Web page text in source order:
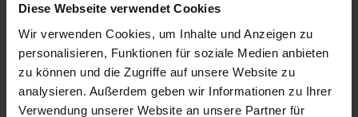
Diese Webseite verwendet Cookies
Wir verwenden Cookies, um Inhalte und Anzeigen zu
personalisieren, Funktionen für soziale Medien anbieten
zu können und die Zugriffe auf unsere Website zu
analysieren. Außerdem geben wir Informationen zu Ihrer
Verwendung unserer Website an unsere Partner für
Mehr laden
Ähnliche Videos